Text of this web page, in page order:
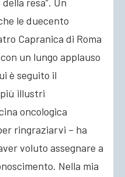
le duecento
Capranica di Roma
un lungo applauso
è seguito il
illustri
oncologica
ringraziarvi – ha
voluto assegnare a
Nella mia